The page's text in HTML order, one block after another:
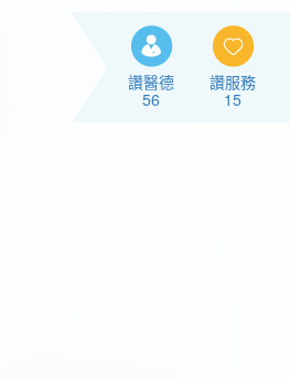
讚醫德
56
讚服務
15